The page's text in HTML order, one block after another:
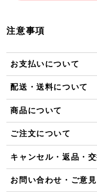
注意事項
お支払いについて
配送・送料について
商品について
ご注文について
キャンセル・返品・
お問い合わせ・ご意